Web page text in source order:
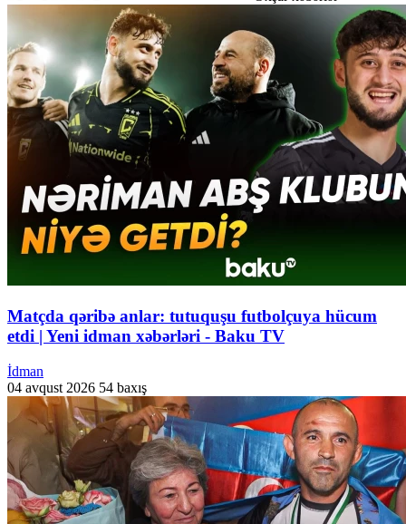
Matçda qəribə anlar: tutuquşu futbolçuya hücum
etdi | Yeni idman xəbərləri - Baku TV
İdman
04 avqust 2026 54 baxış